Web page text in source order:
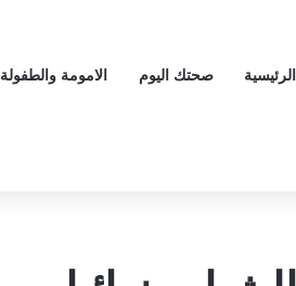
الرئيسية صحتك اليوم الامومة والطفولة